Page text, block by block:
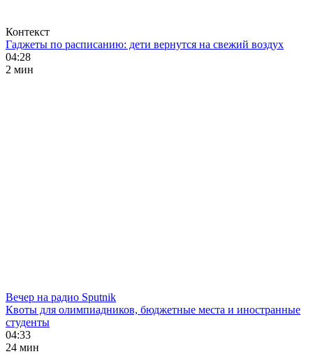
Контекст
Гаджеты по расписанию: дети вернутся на свежий воздух
04:28
2 мин
Вечер на радио Sputnik
Квоты для олимпиадников, бюджетные места и иностранные
студенты
04:33
24 мин